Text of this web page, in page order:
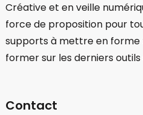
Créative et en veille
force de proposition pour
supports à mettre en
former sur les derniers
Contact